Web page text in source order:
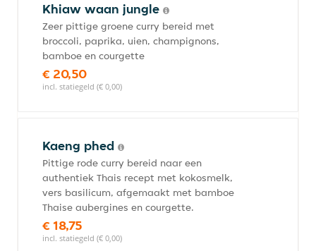
Khiaw waan jungle
Zeer pittige groene curry bereid met
broccoli, paprika, uien, champignons,
bamboe en courgette
€ 20,50
incl. statiegeld (€ 0,00)
Kaeng phed
Pittige rode curry bereid naar een
authentiek Thais recept met kokosmelk,
vers basilicum, afgemaakt met bamboe
Thaise aubergines en courgette.
€ 18,75
incl. statiegeld (€ 0,00)